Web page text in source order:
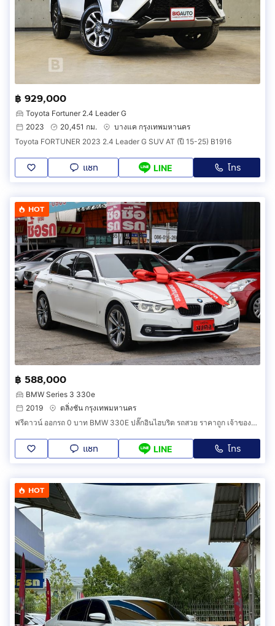
฿ 929,000
Toyota Fortuner 2.4 Leader G
2023
20,451 กม.
บางแค กรุงเทพมหานคร
Toyota FORTUNER 2023 2.4 Leader G SUV AT (ปี 15-25) B1916
แชท LINE โทร
HOT
฿ 588,000
BMW Series 3 330e
2019
ตลิ่งชัน กรุงเทพมหานคร
ฟรีดาวน์ ออกรถ 0 บาท BMW 330E ปลั๊กอินไฮบริต รถสวย ราคาถูก เจ้าของขายเอง รถยนต์มือสอง ดาวน์น้อย ผ่อนถูกสบาย ไฟแนนท์ สภาพดี Plug-in Hybrid
แชท LINE โทร
HOT